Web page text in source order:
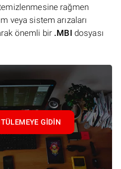
rağmen
veya sistem arızaları
önemli bir .MBI dosyası
GIDIN